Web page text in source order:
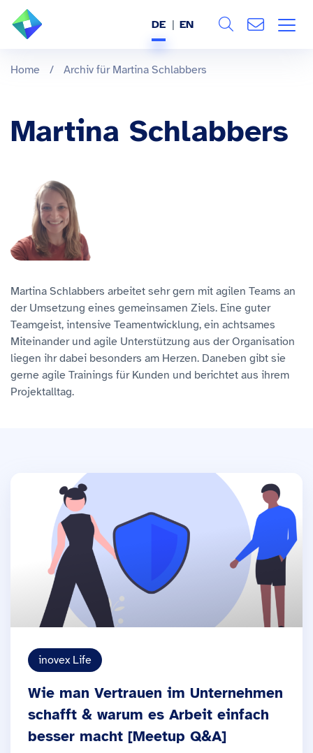
ÜBER UNS
BRANCHEN
REFERENZEN
WISSEN & EVENTS
KARRIERE
DE EN
Home / Archiv für Martina Schlabbers
Martina Schlabbers
Martina Schlabbers arbeitet sehr gern mit agilen Teams an
der Umsetzung eines gemeinsamen Ziels. Eine guter
Teamgeist, intensive Teamentwicklung, ein achtsames
Miteinander und agile Unterstützung aus der Organisation
liegen ihr dabei besonders am Herzen. Daneben gibt sie
gerne agile Trainings für Kunden und berichtet aus ihrem
Projektalltag.
inovex Life
Wie man Vertrauen im Unternehmen
schafft & warum es Arbeit einfach
besser macht [Meetup Q&A]